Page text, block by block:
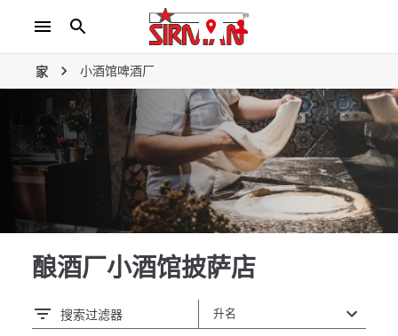
家 小酒馆啤酒厂
酿酒厂小酒馆披萨店
搜索过滤器